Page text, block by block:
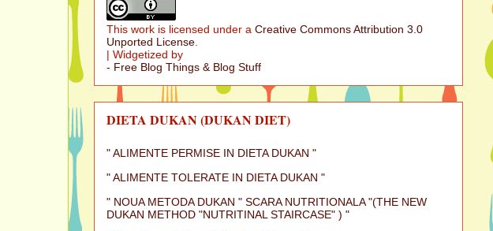
This work is licensed under a Creative Commons Attribution 3.0
Unported License.
| Widgetized by
- Free Blog Things & Blog Stuff
DIETA DUKAN (DUKAN DIET)
" ALIMENTE PERMISE IN DIETA DUKAN "
" ALIMENTE TOLERATE IN DIETA DUKAN "
" NOUA METODA DUKAN " SCARA NUTRITIONALA "(THE NEW
DUKAN METHOD "NUTRITINAL STAIRCASE" ) "